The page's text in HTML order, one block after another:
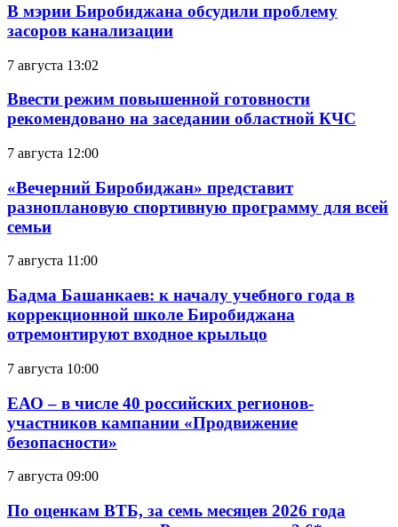
В мэрии Биробиджана обсудили проблему
засоров канализации
7 августа 13:02
Ввести режим повышенной готовности
рекомендовано на заседании областной КЧС
7 августа 12:00
«Вечерний Биробиджан» представит
разноплановую спортивную программу для всей
семьи
7 августа 11:00
Бадма Башанкаев: к началу учебного года в
коррекционной школе Биробиджана
отремонтируют входное крыльцо
7 августа 10:00
ЕАО – в числе 40 российских регионов-
участников кампании «Продвижение
безопасности»
7 августа 09:00
По оценкам ВТБ, за семь месяцев 2026 года